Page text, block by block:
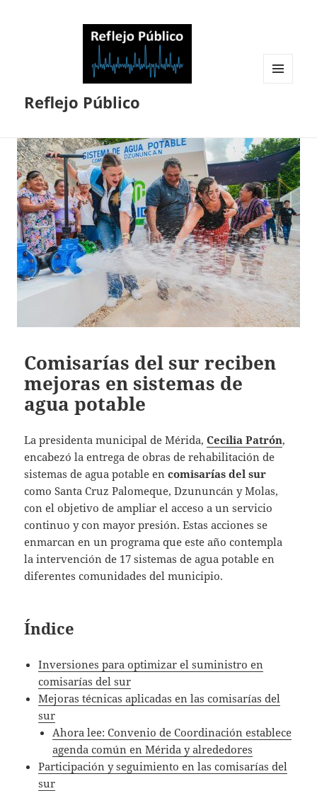
Reflejo Público
Comisarías del sur reciben
mejoras en sistemas de
agua potable
La presidenta municipal de Mérida,Cecilia Patrón,
encabezó la entrega de obras de rehabilitación de
sistemas de agua potable encomisarías del sur
como Santa Cruz Palomeque, Dzununcán y Molas,
con el objetivo de ampliar el acceso a un servicio
continuo y con mayor presión. Estas acciones se
enmarcan en un programa que este año contempla
la intervención de 17 sistemas de agua potable en
diferentes comunidades del municipio.
Índice
Inversiones para optimizar el suministro en
comisarías del sur
Mejoras técnicas aplicadas en las comisarías del
sur
Ahora lee: Convenio de Coordinación establece
agenda común en Mérida y alrededores
Participación y seguimiento en las comisarías del
sur